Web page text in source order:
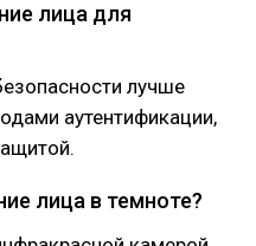
лица для
лучше
аутентификации,
лица в темноте?